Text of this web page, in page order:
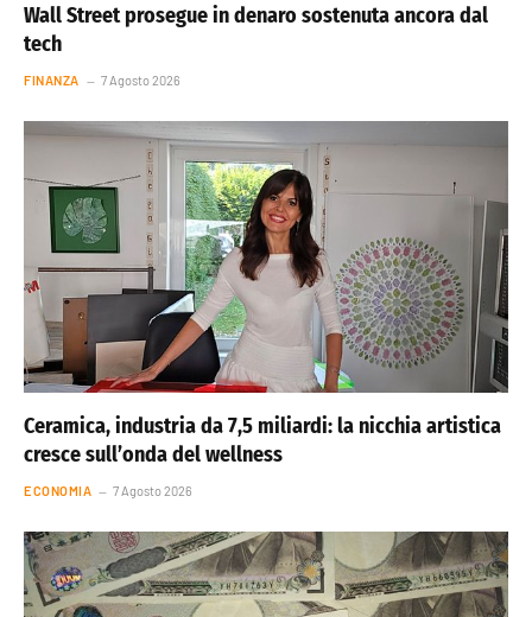
Wall Street prosegue in denaro sostenuta ancora dal
tech
FINANZA 7 Agosto 2026
Ceramica, industria da 7,5 miliardi: la nicchia artistica
cresce sull’onda del wellness
ECONOMIA 7 Agosto 2026